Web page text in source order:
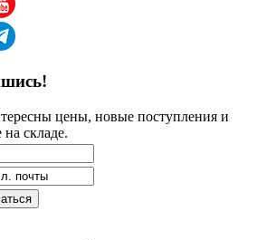
цены, новые поступления и
складе.